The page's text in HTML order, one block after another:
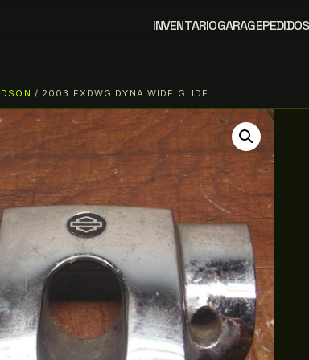
INVENTARIOGARAGEPEDIDOS
/ 2003 FXDWG DYNA WIDE GLIDE